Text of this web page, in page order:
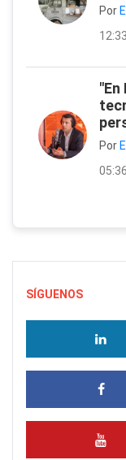
Por
"En
Por
SÍGUENOS